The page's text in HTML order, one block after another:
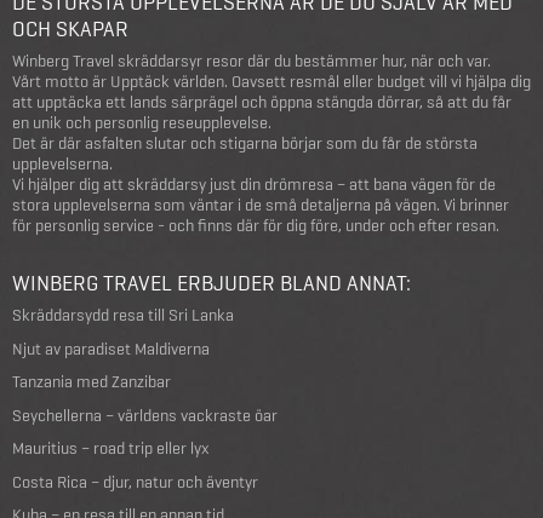
OCH SKAPAR
Winberg Travel skräddarsyr resor där du bestämmer hur, när och var.
Vårt motto är Upptäck världen. Oavsett resmål eller budget vill vi hjälpa dig
att upptäcka ett lands särprägel och öppna stängda dörrar, så att du får
en unik och personlig reseupplevelse.
Det är där asfalten slutar och stigarna börjar som du får de största
upplevelserna.
Vi hjälper dig att skräddarsy just din drömresa – att bana vägen för de
stora upplevelserna som väntar i de små detaljerna på vägen. Vi brinner
för personlig service - och finns där för dig före, under och efter resan.
WINBERG TRAVEL ERBJUDER BLAND ANNAT:
Skräddarsydd resa till Sri Lanka
Njut av paradiset Maldiverna
Tanzania med Zanzibar
Seychellerna – världens vackraste öar
Mauritius – road trip eller lyx
Costa Rica – djur, natur och äventyr